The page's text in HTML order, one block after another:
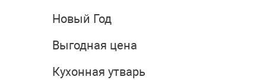
Новый Год
Выгодная цена
Кухонная утварь